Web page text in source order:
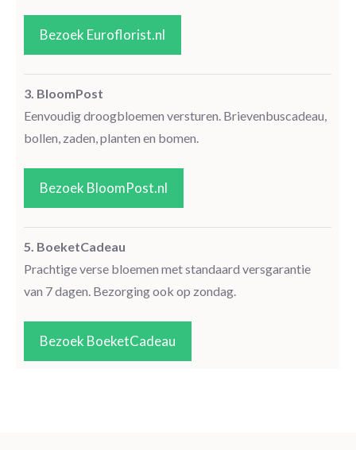
Bezoek Euroflorist.nl
3. BloomPost
Eenvoudig droogbloemen versturen. Brievenbuscadeau,
bollen, zaden, planten en bomen.
Bezoek BloomPost.nl
5. BoeketCadeau
Prachtige verse bloemen met standaard versgarantie
van 7 dagen. Bezorging ook op zondag.
Bezoek BoeketCadeau